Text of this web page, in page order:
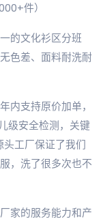
件）
的文化衫区分班
色差、面料耐洗耐
内支持原价加单，
级安全检测，关键
头工厂保证了我们
，洗了很多次也不
家的服务能力和产